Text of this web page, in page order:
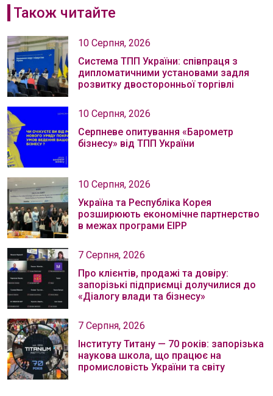
Також читайте
10 Серпня, 2026
Система ТПП України: співпраця з
дипломатичними установами задля
розвитку двосторонньої торгівлі
10 Серпня, 2026
Серпневе опитування «Барометр
бізнесу» від ТПП України
10 Серпня, 2026
Україна та Республіка Корея
розширюють економічне партнерство
в межах програми EIPP
7 Серпня, 2026
Про клієнтів, продажі та довіру:
запорізькі підприємці долучилися до
«Діалогу влади та бізнесу»
7 Серпня, 2026
Інституту Титану — 70 років: запорізька
наукова школа, що працює на
промисловість України та світу